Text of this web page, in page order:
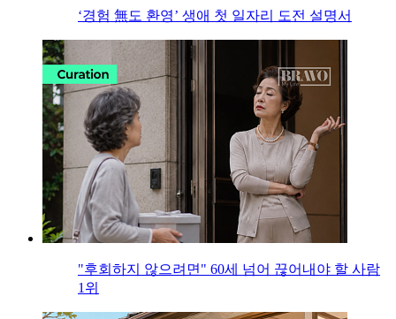
‘경험 無도 환영’ 생애 첫 일자리 도전 설명서
"후회하지 않으려면" 60세 넘어 끊어내야 할 사람
1위